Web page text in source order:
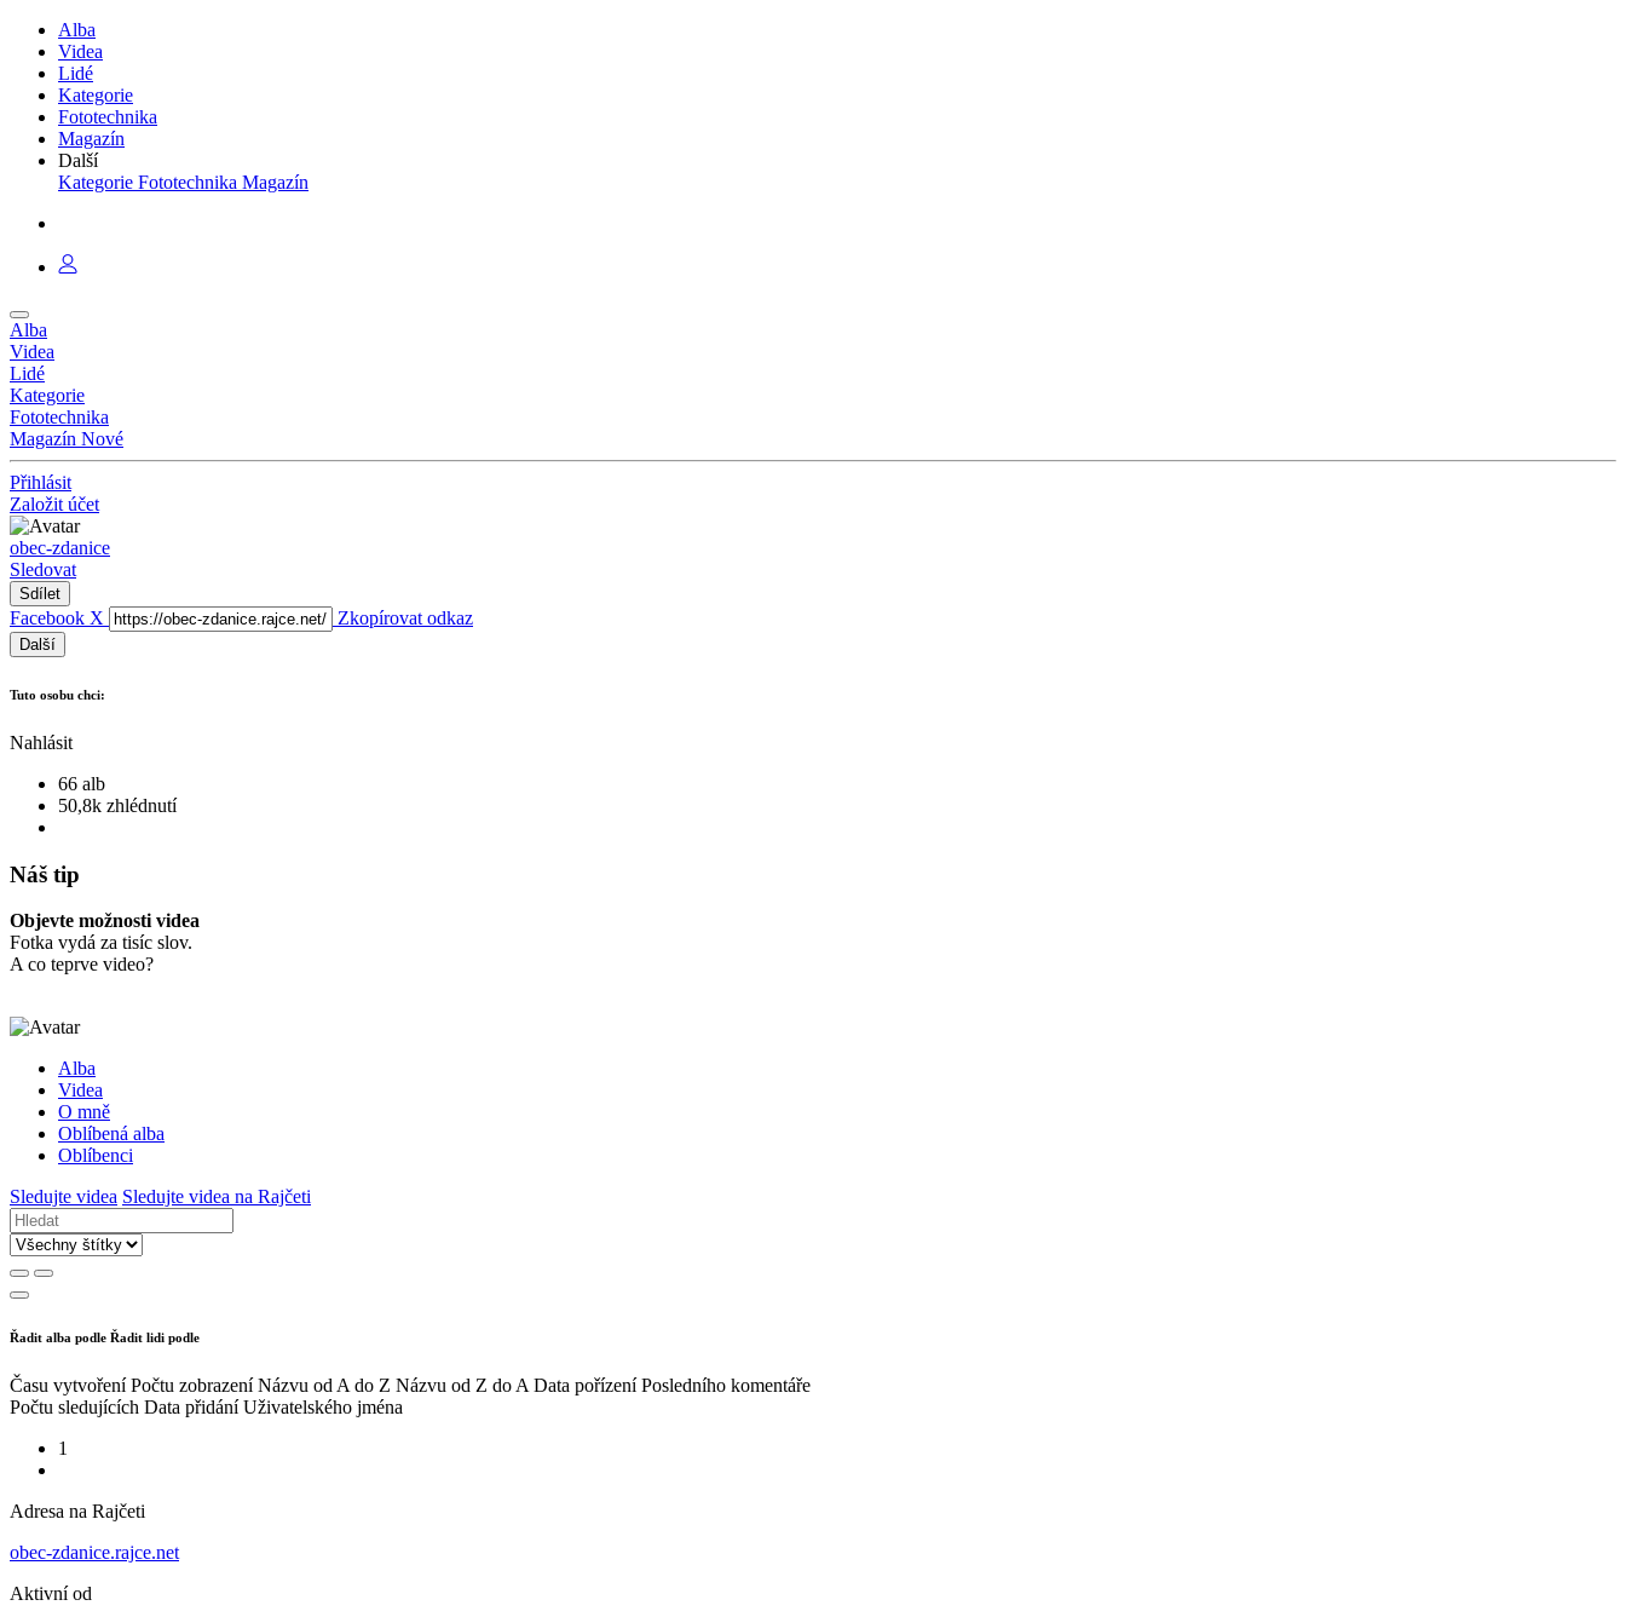
Alba
Videa
Lidé
Kategorie
Fototechnika
Magazín
Další
Kategorie Fototechnika Magazín
Alba
Videa
Lidé
Kategorie
Fototechnika
Magazín Nové
Přihlásit
Založit účet
obec-zdanice
Sledovat
Sdílet
Facebook X Zkopírovat odkaz
Další
Tuto osobu chci:
Nahlásit
66 alb
50,8k zhlédnutí
Náš tip
Objevte možnosti videa
Fotka vydá za tisíc slov.
A co teprve video?
Alba
Videa
O mně
Oblíbená alba
Oblíbenci
Sledujte videa Sledujte videa na Rajčeti
Řadit alba podle Řadit lidi podle
Času vytvoření Počtu zobrazení Názvu od A do Z Názvu od Z do A Data pořízení Posledního komentáře
Počtu sledujících Data přidání Uživatelského jména
1
Adresa na Rajčeti
obec-zdanice.rajce.net
Aktivní od